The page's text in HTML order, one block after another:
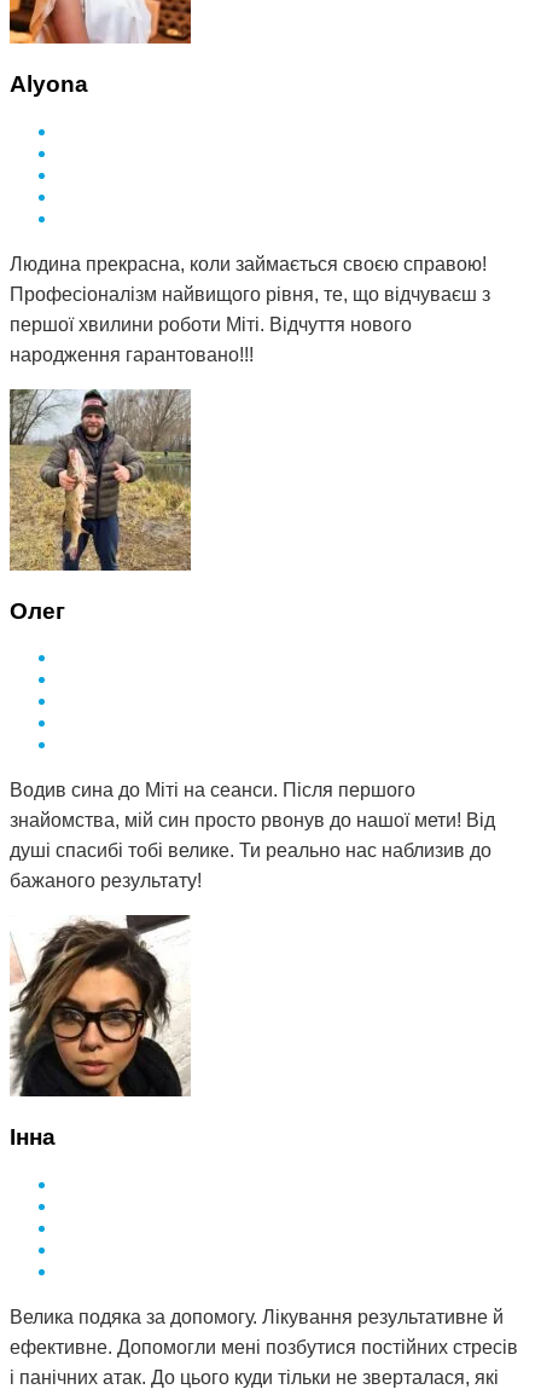
Alyona
Людина прекрасна, коли займається своєю справою!
Професіоналізм найвищого рівня, те, що відчуваєш з
першої хвилини роботи Міті. Відчуття нового
народження гарантовано!!!
Олег
Водив сина до Міті на сеанси. Після першого
знайомства, мій син просто рвонув до нашої мети! Від
душі спасибі тобі велике. Ти реально нас наблизив до
бажаного результату!
Інна
Велика подяка за допомогу. Лікування результативне й
ефективне. Допомогли мені позбутися постійних стресів
і панічних атак. До цього куди тільки не зверталася, які